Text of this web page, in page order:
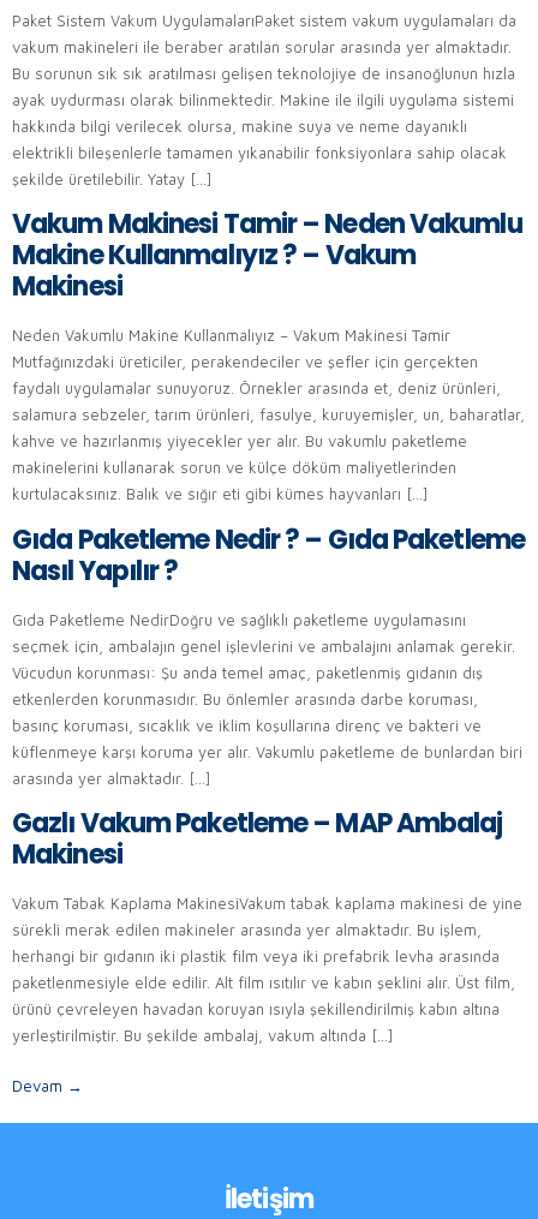
Paket Sistem Vakum UygulamalarıPaket sistem vakum uygulamaları da
vakum makineleri ile beraber aratılan sorular arasında yer almaktadır.
Bu sorunun sık sık aratılması gelişen teknolojiye de insanoğlunun hızla
ayak uydurması olarak bilinmektedir. Makine ile ilgili uygulama sistemi
hakkında bilgi verilecek olursa, makine suya ve neme dayanıklı
elektrikli bileşenlerle tamamen yıkanabilir fonksiyonlara sahip olacak
şekilde üretilebilir. Yatay […]
Vakum Makinesi Tamir – Neden Vakumlu
Makine Kullanmalıyız ? – Vakum
Makinesi
Neden Vakumlu Makine Kullanmalıyız – Vakum Makinesi Tamir
Mutfağınızdaki üreticiler, perakendeciler ve şefler için gerçekten
faydalı uygulamalar sunuyoruz. Örnekler arasında et, deniz ürünleri,
salamura sebzeler, tarım ürünleri, fasulye, kuruyemişler, un, baharatlar,
kahve ve hazırlanmış yiyecekler yer alır. Bu vakumlu paketleme
makinelerini kullanarak sorun ve külçe döküm maliyetlerinden
kurtulacaksınız. Balık ve sığır eti gibi kümes hayvanları […]
Gıda Paketleme Nedir ? – Gıda Paketleme
Nasıl Yapılır ?
Gıda Paketleme NedirDoğru ve sağlıklı paketleme uygulamasını
seçmek için, ambalajın genel işlevlerini ve ambalajını anlamak gerekir.
Vücudun korunması: Şu anda temel amaç, paketlenmiş gıdanın dış
etkenlerden korunmasıdır. Bu önlemler arasında darbe koruması,
basınç koruması, sıcaklık ve iklim koşullarına direnç ve bakteri ve
küflenmeye karşı koruma yer alır. Vakumlu paketleme de bunlardan biri
arasında yer almaktadır. […]
Gazlı Vakum Paketleme – MAP Ambalaj
Makinesi
Vakum Tabak Kaplama MakinesiVakum tabak kaplama makinesi de yine
sürekli merak edilen makineler arasında yer almaktadır. Bu işlem,
herhangi bir gıdanın iki plastik film veya iki prefabrik levha arasında
paketlenmesiyle elde edilir. Alt film ısıtılır ve kabın şeklini alır. Üst film,
ürünü çevreleyen havadan koruyan ısıyla şekillendirilmiş kabın altına
yerleştirilmiştir. Bu şekilde ambalaj, vakum altında […]
Devam →
İletişim